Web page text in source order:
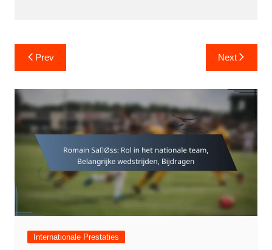
Post
navigation
Prev Next
Internationale Prestaties